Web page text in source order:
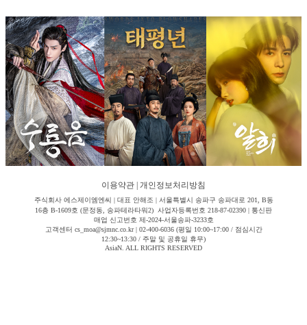
이용약관 개인정보처리방침
주식회사 에스제이엠엔씨 | 대표 안해조 | 서울특별시 송파구 송파대로 201, B동
16층 B-1609호 (문정동, 송파테라타워2) 사업자등록번호 218-87-02390 | 통신판
매업 신고번호 제-2024-서울송파-3233호
고객센터 cs_moa@sjmnc.co.kr | 02-400-6036 (평일 10:00~17:00 / 점심시간
12:30~13:30 / 주말 및 공휴일 휴무)
AsiaN. ALL RIGHTS RESERVED